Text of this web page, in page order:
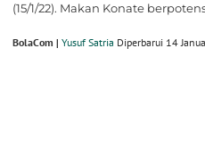
(15/1/22). Makan Konate
BolaCom | Yusuf Satria Diperbarui 14